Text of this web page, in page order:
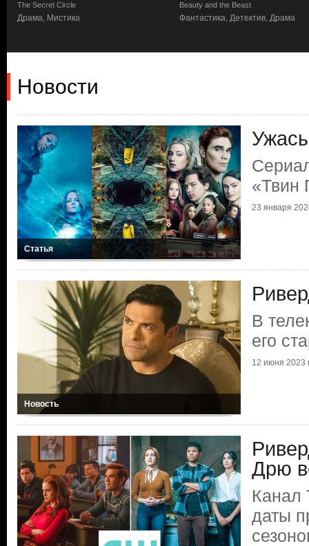
The Secret Circle
Драма, Мистика
Beauty and the Beast
Фантастика, Детектив, Драма
Новости
Статья
«Твин
23 января
Новость
В
его
12 июня 2023
Дрю
Канал
даты